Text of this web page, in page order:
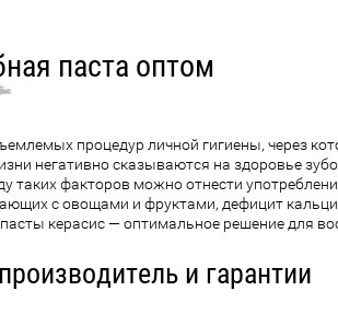
паста оптом
процедур личной гигиены, через
негативно сказываются на здоровье
таких факторов можно отнести
с овощами и фруктами, дефицит
керасис — оптимальное решение для
и гарантии